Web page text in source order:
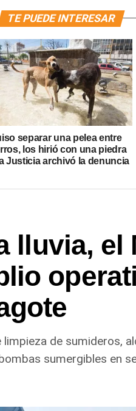
TE PUEDE INTERESAR
separar una pelea entre
los hirió con una piedra
Justicia archivó la denuncia
lluvia, el
de sumideros,
sumergibles en